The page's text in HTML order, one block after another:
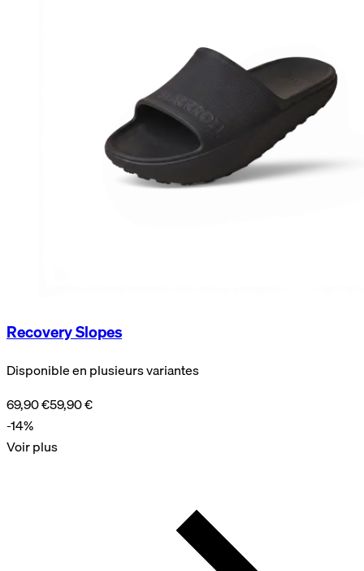
Recovery Slopes
Disponible en plusieurs variantes
69,90 €59,90 €
-14%
Voir plus